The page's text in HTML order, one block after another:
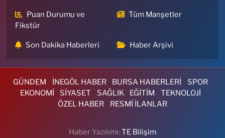
Puan Durumu ve
Fikstür
Tüm Manşetler
Son Dakika Haberleri Haber Arşivi
GÜNDEM İNEGÖL HABER BURSA HABERLERİ
SPOR
EKONOMİ
SİYASET SAĞLIK EĞİTİM
TEKNOLOJİ
ÖZEL HABER
RESMİ İLANLAR
Haber Yazılımı:TE Bilişim